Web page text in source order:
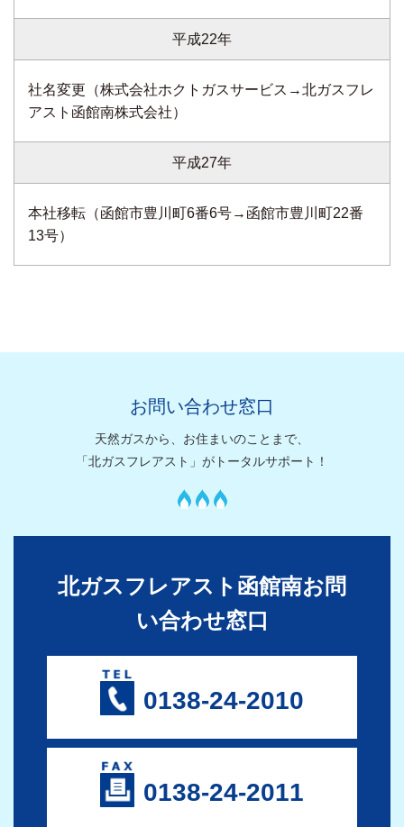
平成22年
社名変更（株式会社ホクトガスサービス→北ガスフレ
アスト函館南株式会社）
平成27年
本社移転（函館市豊川町6番6号→函館市豊川町22番
13号）
お問い合わせ窓口
天然ガスから、お住まいのことまで、
「北ガスフレアスト」がトータルサポート！
北ガスフレアスト函館南お問
い合わせ窓口
0138-24-2010
0138-24-2011